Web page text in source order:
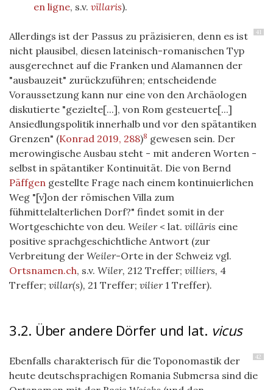
en ligne, s.v. vīllaris).
41
Allerdings ist der Passus zu präzisieren, denn es ist
nicht plausibel, diesen lateinisch-romanischen Typ
ausgerechnet auf die Franken und Alamannen der
"ausbauzeit" zurückzuführen; entscheidende
Voraussetzung kann nur eine von den Archäologen
diskutierte "gezielte[...], von Rom gesteuerte[...]
Ansiedlungspolitik innerhalb und vor den spätantiken
Grenzen" (Konrad 2019, 288)8 gewesen sein. Der
merowingische Ausbau steht - mit anderen Worten -
selbst in spätantiker Kontinuität. Die von Bernd
Päffgen gestellte Frage nach einem kontinuierlichen
Weg "[v]on der römischen Villa zum
fühmittelalterlichen Dorf?" findet somit in der
Wortgeschichte von deu. Weiler< lat. villāris eine
positive sprachgeschichtliche Antwort (zur
Verbreitung der Weiler-Orte in der Schweiz vgl.
Ortsnamen.ch, s.v. Wiler, 212 Treffer; villiers, 4
Treffer; villar(s), 21 Treffer; vilier 1 Treffer).
3.2. Über andere Dörfer und lat. vicus
42
Ebenfalls charakterisch für die Toponomastik der
heute deutschsprachigen Romania Submersa sind die